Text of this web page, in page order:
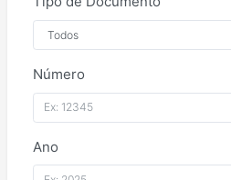
Número
Ano